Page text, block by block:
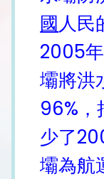
國人民
2005
壩將洪
96%，
少了
壩為航